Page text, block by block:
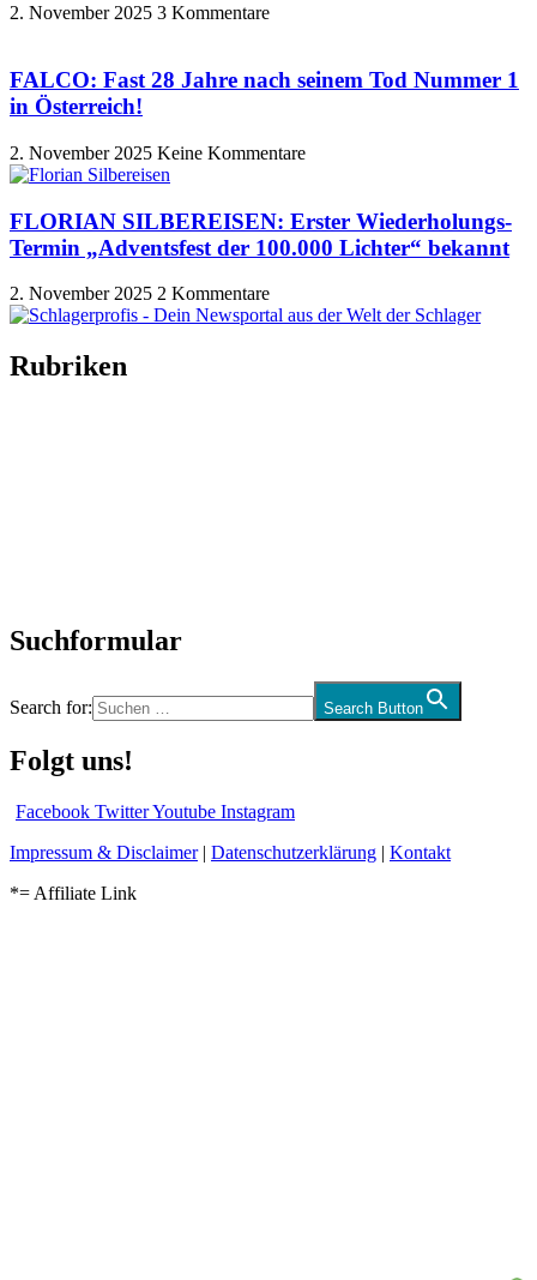
2. November 2025 3 Kommentare
FALCO: Fast 28 Jahre nach seinem Tod Nummer 1
in Österreich!
2. November 2025 Keine Kommentare
FLORIAN SILBEREISEN: Erster Wiederholungs-
Termin „Adventsfest der 100.000 Lichter“ bekannt
2. November 2025 2 Kommentare
Rubriken
Suchformular
Search for: Search Button
Folgt uns!
Facebook TwitterYoutube Instagram
Impressum & Disclaimer| Datenschutzerklärung | Kontakt
*= Affiliate Link